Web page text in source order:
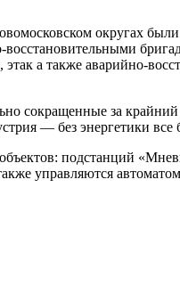
округах
а также аварийно-
за крайний
— без энергетики
подстанций
управляются